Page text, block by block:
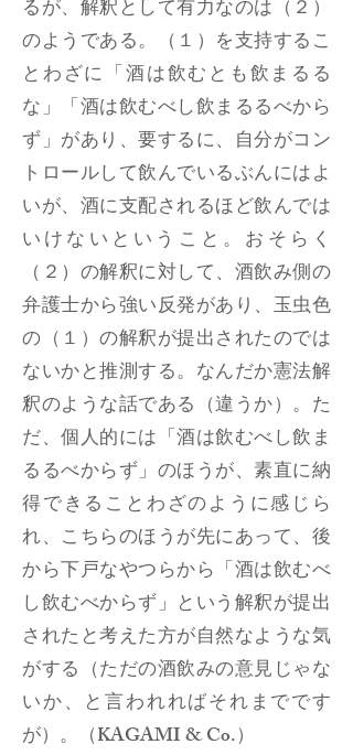
るが、解釈として有力なのは（２）
のようである。（１）を支持するこ
とわざに「酒は飲むとも飲まるる
な」「酒は飲むべし飲まるるべから
ず」があり、要するに、自分がコン
トロールして飲んでいるぶんにはよ
いが、酒に支配されるほど飲んでは
いけないということ。おそらく
（２）の解釈に対して、酒飲み側の
弁護士から強い反発があり、玉虫色
の（１）の解釈が提出されたのでは
ないかと推測する。なんだか憲法解
釈のような話である（違うか）。た
だ、個人的には「酒は飲むべし飲ま
るるべからず」のほうが、素直に納
得できることわざのように感じら
れ、こちらのほうが先にあって、後
から下戸なやつらから「酒は飲むべ
し飲むべからず」という解釈が提出
されたと考えた方が自然なような気
がする（ただの酒飲みの意見じゃな
いか、と言われればそれまでです
が）。（KAGAMI & Co.）